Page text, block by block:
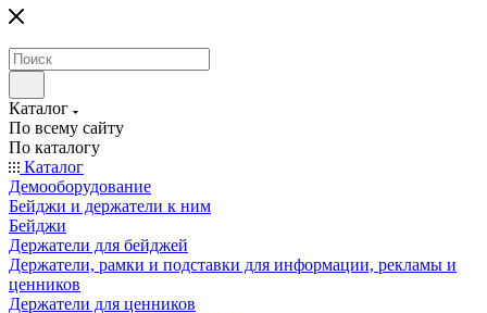
Каталог
По всему сайту
По каталогу
Каталог
Демооборудование
Бейджи и держатели к ним
Бейджи
Держатели для бейджей
Держатели, рамки и подставки для информации, рекламы и
ценников
Держатели для ценников